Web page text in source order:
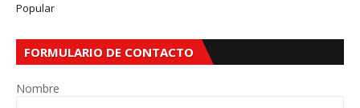
Popular
FORMULARIO DE CONTACTO
Nombre